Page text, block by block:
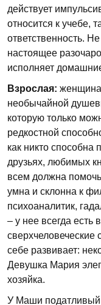
действует
относится к учебе,
ответственность.
настоящее
исполняет
Взрослая:
необычайной
которую только
редкостной
как никто способна
друзьях, любимых
всем должна
умна и склонна к
психоаналитик,
– у нее всегда
сверхчеловеческие
себе развивает:
Девушка Мария
хозяйка.
У Маши податливый